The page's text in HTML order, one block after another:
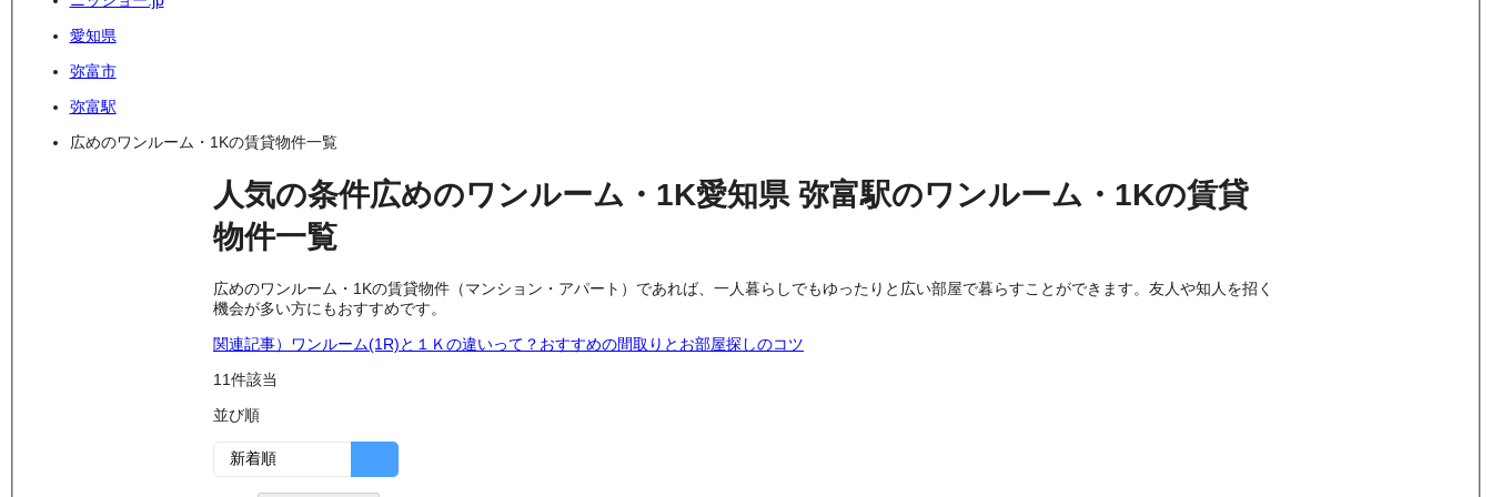
愛知県
弥富市
弥富駅
広めのワンルーム・1Kの賃貸物件一覧
人気の条件広めのワンルーム・1K愛知県 弥富駅のワンルーム・1Kの賃貸
物件一覧
広めのワンルーム・1Kの賃貸物件（マンション・アパート）であれば、一人暮らしでもゆったりと広い部屋で暮らすことができます。友人や知人を招く
機会が多い方にもおすすめです。
関連記事）ワンルーム(1R)と１Ｋの違いって？おすすめの間取りとお部屋探しのコツ
11件該当
並び順